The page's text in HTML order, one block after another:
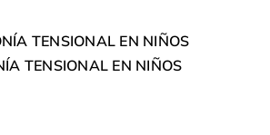
TENSIONAL EN NIÑOS